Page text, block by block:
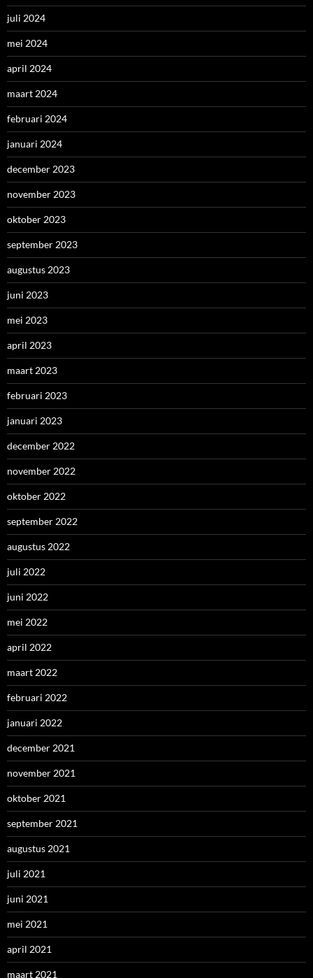
juli 2024
mei 2024
april 2024
maart 2024
februari 2024
januari 2024
december 2023
november 2023
oktober 2023
september 2023
augustus 2023
juni 2023
mei 2023
april 2023
maart 2023
februari 2023
januari 2023
december 2022
november 2022
oktober 2022
september 2022
augustus 2022
juli 2022
juni 2022
mei 2022
april 2022
maart 2022
februari 2022
januari 2022
december 2021
november 2021
oktober 2021
september 2021
augustus 2021
juli 2021
juni 2021
mei 2021
april 2021
maart 2021